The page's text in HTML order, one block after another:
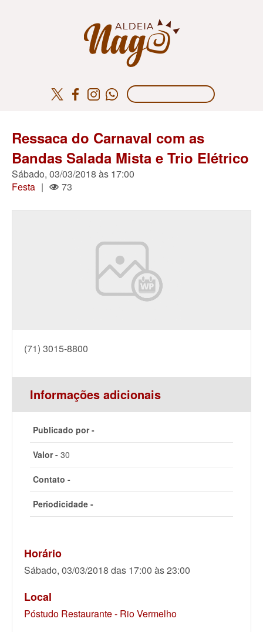
Ressaca do Carnaval com as
Bandas Salada Mista e Trio Elétrico
Sábado, 03/03/2018 às 17:00
Festa | 73
(71) 3015-8800
Informações adicionais
Publicado por -
Valor - 30
Contato -
Periodicidade -
Horário
Sábado, 03/03/2018 das 17:00 às 23:00
Local
Póstudo Restaurante - Rio Vermelho